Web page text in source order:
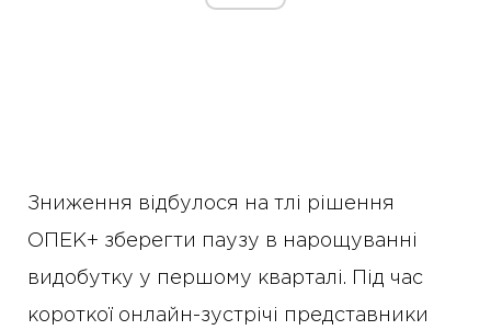
Зниження відбулося на тлі рішення
ОПЕК+ зберегти паузу в нарощуванні
видобутку у першому кварталі. Під час
короткої онлайн-зустрічі представники